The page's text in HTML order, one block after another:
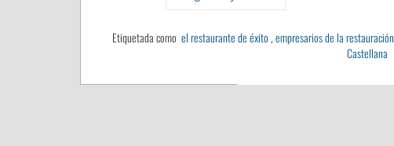
Etiquetada como el restaurante de éxito , empresarios de la restauración
Castellana